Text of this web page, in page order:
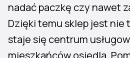
nadać paczkę czy nawet
Dzięki temu sklep jest nie
staje się centrum